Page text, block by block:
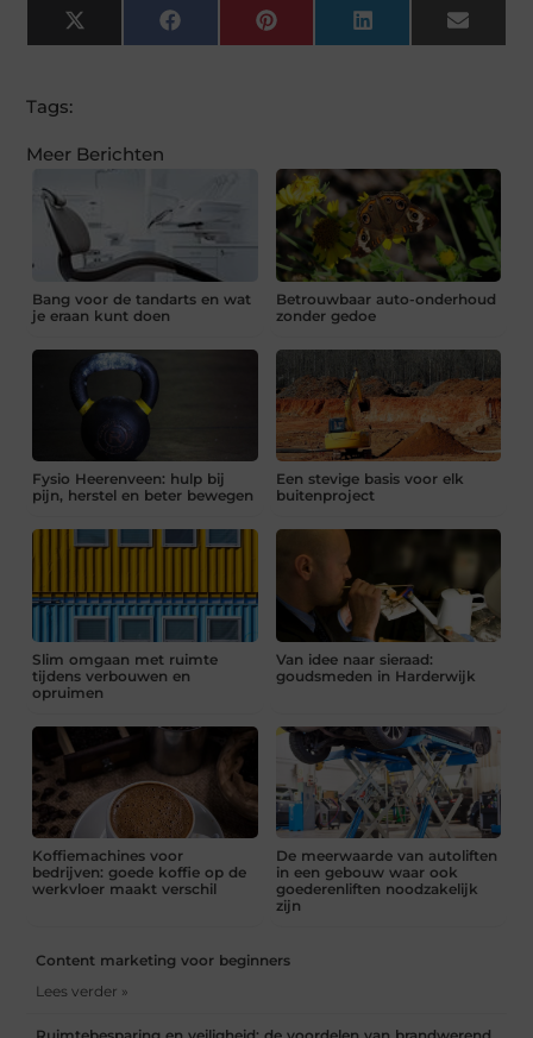
X
(Twitter)
FacebookPinterest LinkedIn Email
Tags:
Meer Berichten
Bang voor de tandarts en wat
je eraan kunt doen
Betrouwbaar auto-onderhoud
zonder gedoe
Fysio Heerenveen: hulp bij
pijn, herstel en beter bewegen
Een stevige basis voor elk
buitenproject
Slim omgaan met ruimte
tijdens verbouwen en
opruimen
Van idee naar sieraad:
goudsmeden in Harderwijk
Koffiemachines voor
bedrijven: goede koffie op de
werkvloer maakt verschil
De meerwaarde van autoliften
in een gebouw waar ook
goederenliften noodzakelijk
zijn
Content marketing voor beginners
Lees verder »